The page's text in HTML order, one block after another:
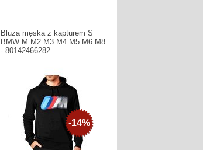
Bluza męska z kapturem S
BMW M M2 M3 M4 M5 M6 M8
- 80142466282
-14%